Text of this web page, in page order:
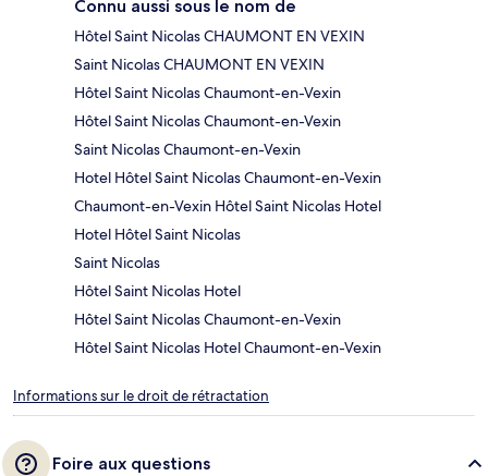
Connu aussi sous le nom de
Hôtel Saint Nicolas CHAUMONT EN VEXIN
Saint Nicolas CHAUMONT EN VEXIN
Hôtel Saint Nicolas Chaumont-en-Vexin
Hôtel Saint Nicolas Chaumont-en-Vexin
Saint Nicolas Chaumont-en-Vexin
Hotel Hôtel Saint Nicolas Chaumont-en-Vexin
Chaumont-en-Vexin Hôtel Saint Nicolas Hotel
Hotel Hôtel Saint Nicolas
Saint Nicolas
Hôtel Saint Nicolas Hotel
Hôtel Saint Nicolas Chaumont-en-Vexin
Hôtel Saint Nicolas Hotel Chaumont-en-Vexin
Informations sur le droit de rétractation
Foire aux questions